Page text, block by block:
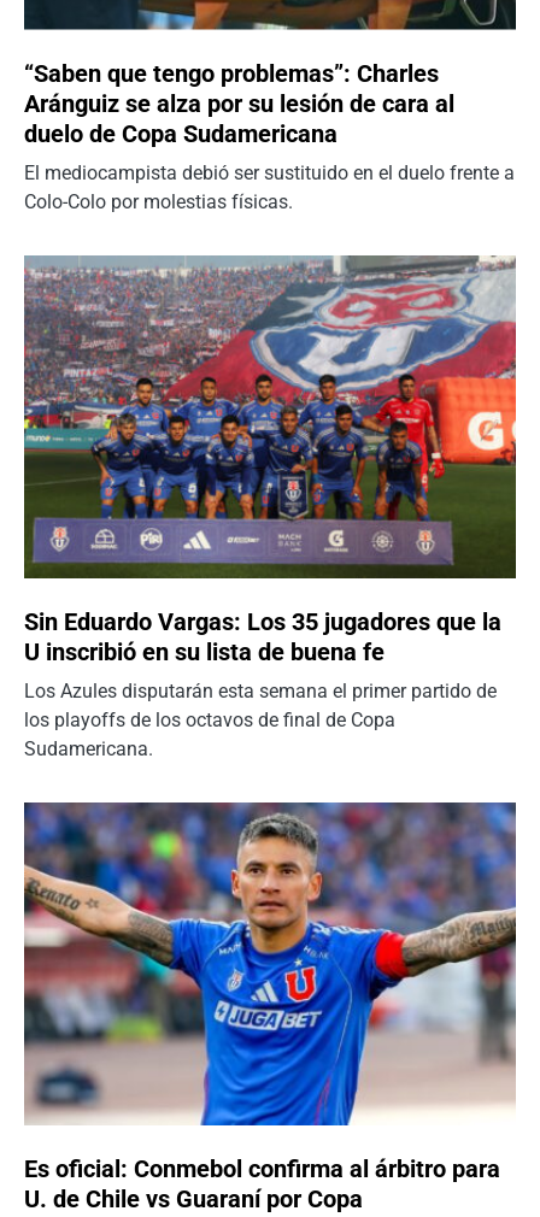
“Saben que tengo problemas”: Charles
Aránguiz se alza por su lesión de cara al
duelo de Copa Sudamericana
El mediocampista debió ser sustituido en el duelo frente a
Colo-Colo por molestias físicas.
Sin Eduardo Vargas: Los 35 jugadores que la
U inscribió en su lista de buena fe
Los Azules disputarán esta semana el primer partido de
los playoffs de los octavos de final de Copa
Sudamericana.
Es oficial: Conmebol confirma al árbitro para
U. de Chile vs Guaraní por Copa